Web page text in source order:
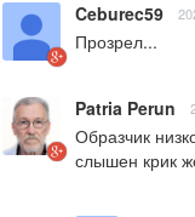
Ceburec59
Прозрел...
Patria Perun
Образчик
слышен крик